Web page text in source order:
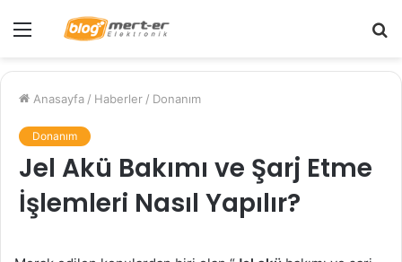
Menü
Anasayfa / Haberler / Donanım
Donanım
Jel Akü Bakımı ve Şarj Etme
İşlemleri Nasıl Yapılır?